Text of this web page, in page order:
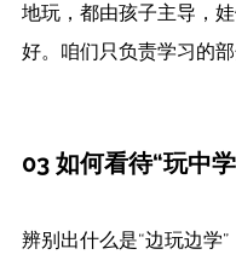
地玩，都由孩子主导，
好。咱们只负责学习的部
03 如何看待“玩中学
辨别出什么是“边玩边学